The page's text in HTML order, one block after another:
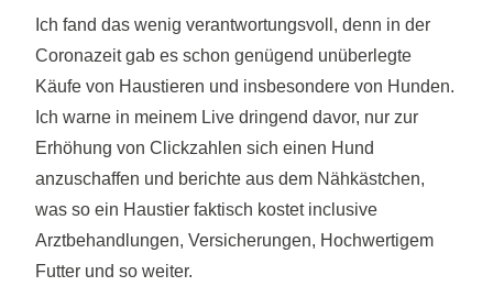
Ich fand das wenig verantwortungsvoll, denn in der
Coronazeit gab es schon genügend unüberlegte
Käufe von Haustieren und insbesondere von Hunden.
Ich warne in meinem Live dringend davor, nur zur
Erhöhung von Clickzahlen sich einen Hund
anzuschaffen und berichte aus dem Nähkästchen,
was so ein Haustier faktisch kostet inclusive
Arztbehandlungen, Versicherungen, Hochwertigem
Futter und so weiter.